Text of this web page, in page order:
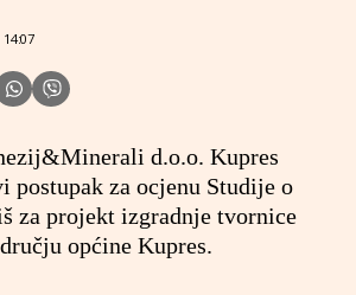
14:07
d.o.o. Kupres
postupak za ocjenu Studije o
za projekt izgradnje tvornice
općine Kupres.